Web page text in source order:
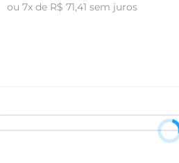
ou 7x de R$ 71,41 sem juros